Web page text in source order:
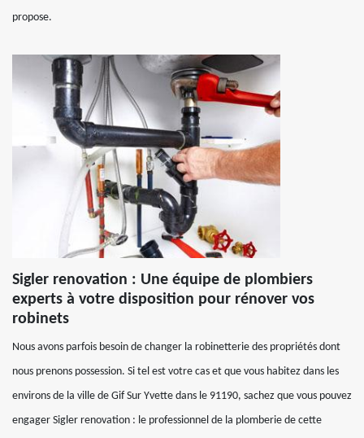
propose.
Sigler renovation : Une équipe de plombiers
experts à votre disposition pour rénover vos
robinets
Nous avons parfois besoin de changer la robinetterie des propriétés dont
nous prenons possession. Si tel est votre cas et que vous habitez dans les
environs de la ville de Gif Sur Yvette dans le 91190, sachez que vous pouvez
engager Sigler renovation : le professionnel de la plomberie de cette